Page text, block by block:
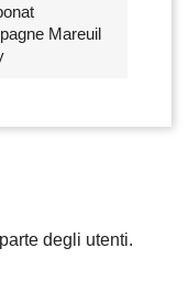
Mareuil
degli utenti.